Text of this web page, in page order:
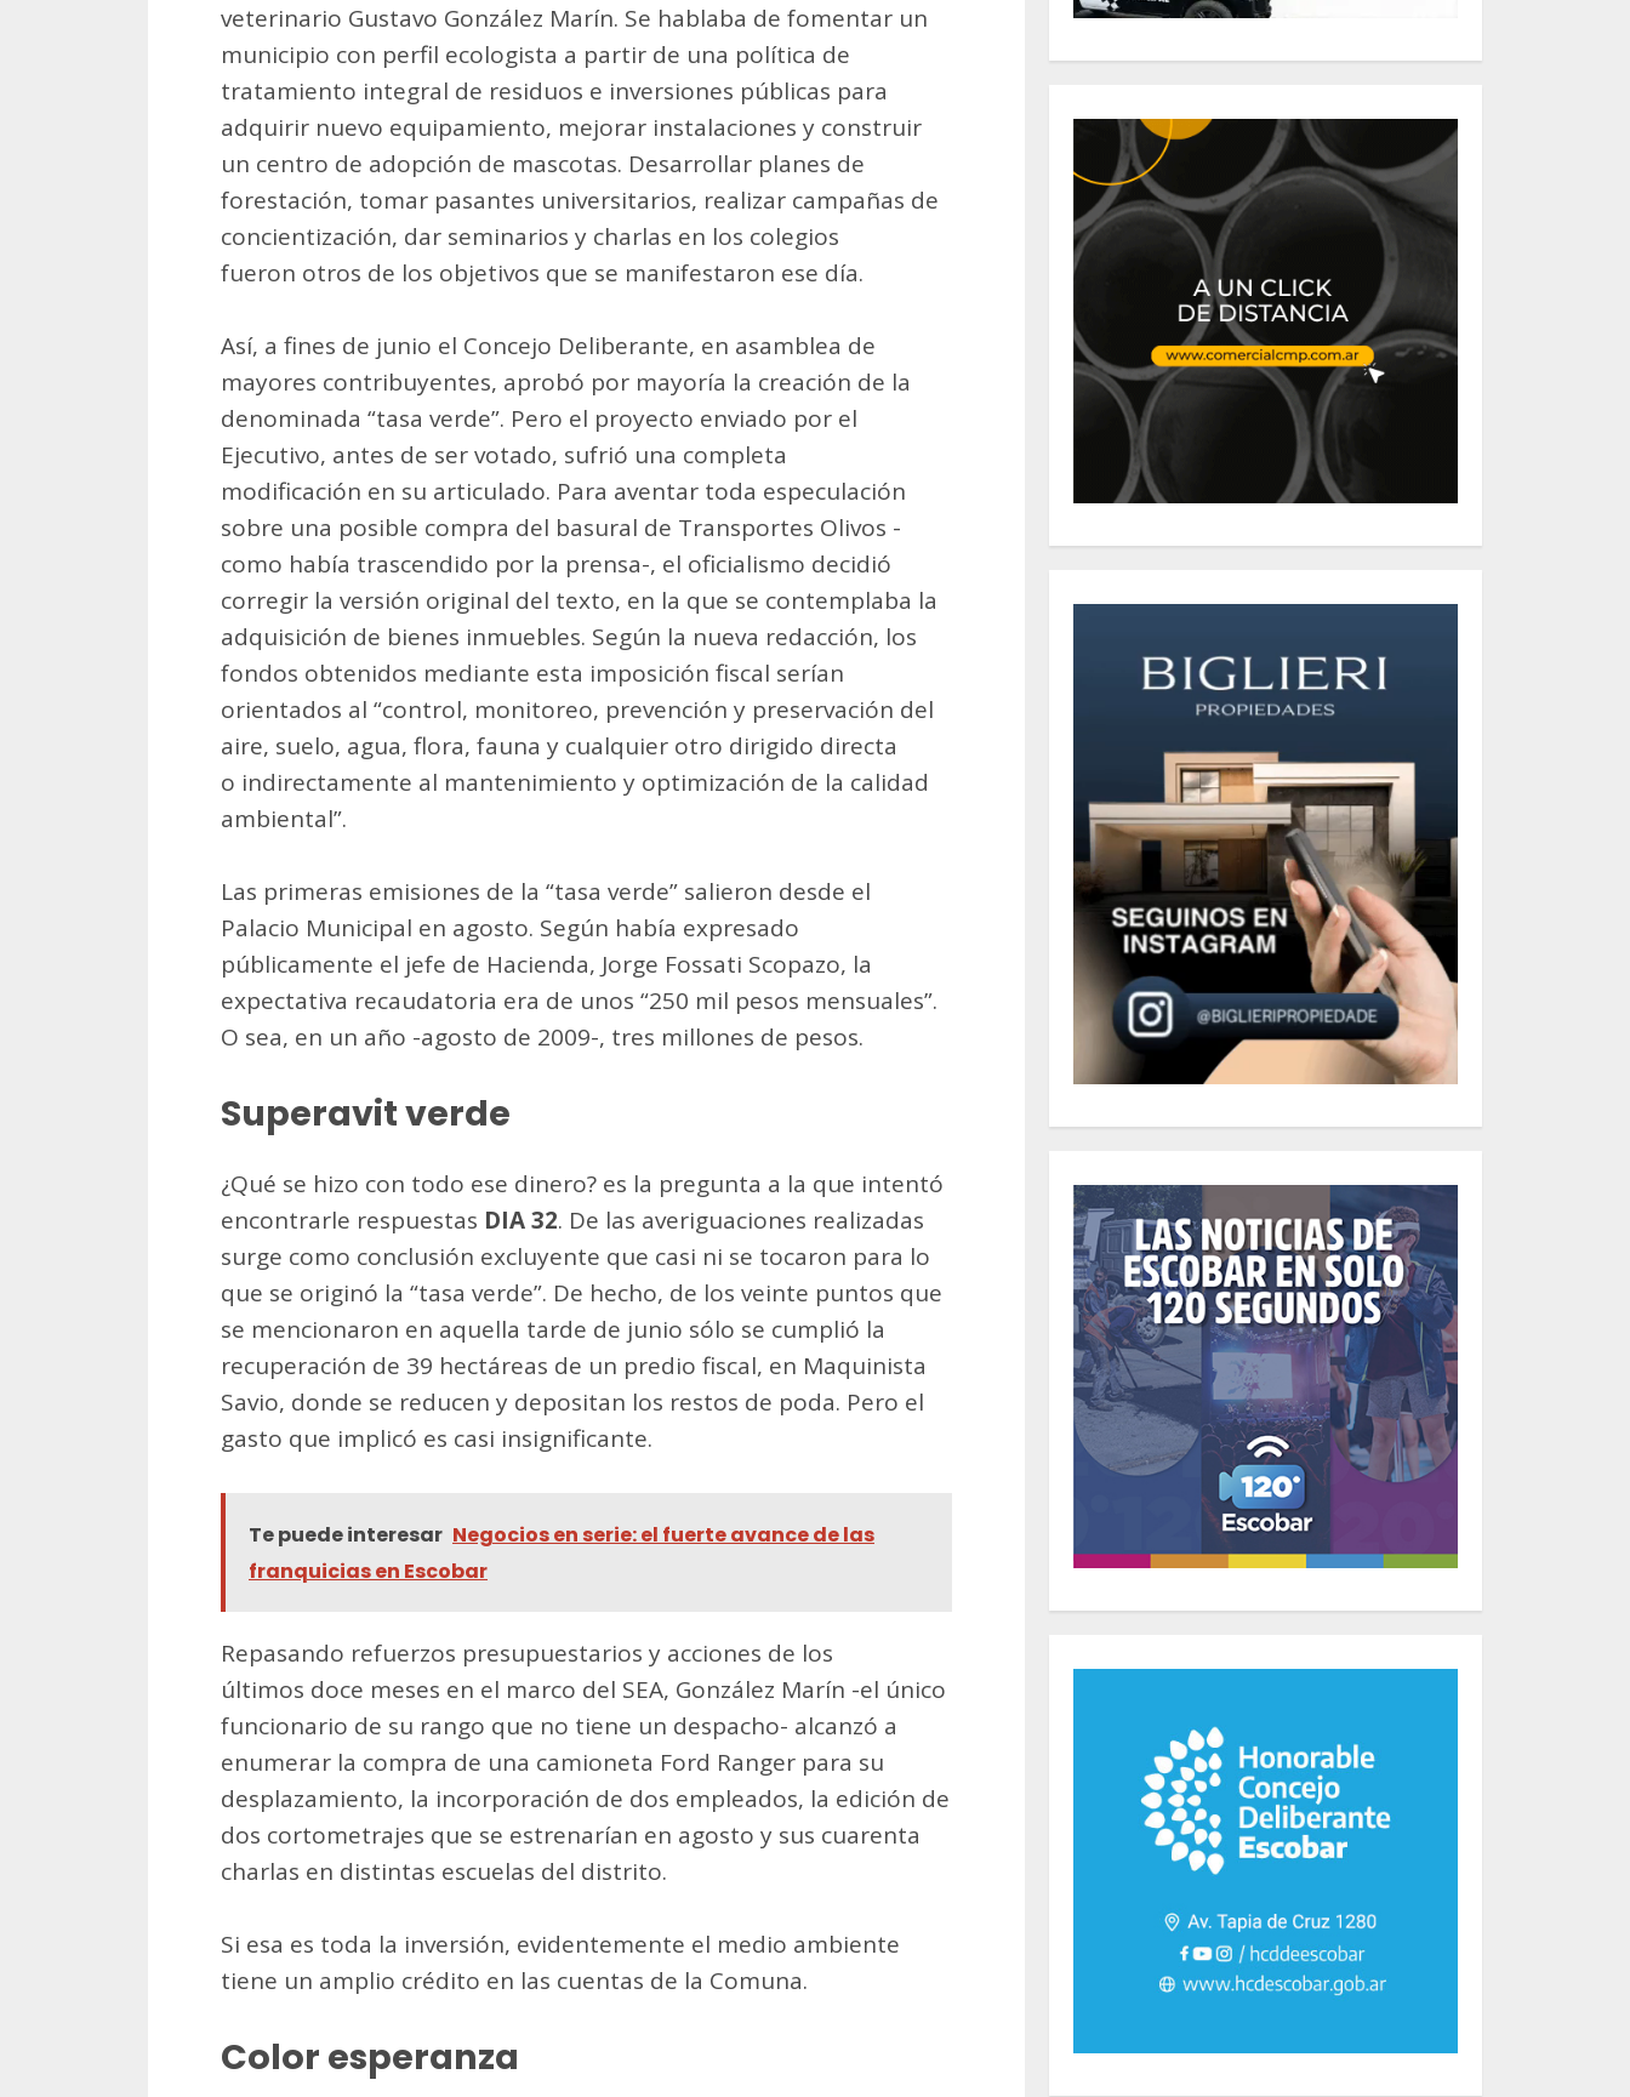
veterinario Gustavo González Marín. Se hablaba de fomentar un
municipio con perfil ecologista a partir de una política de
tratamiento integral de residuos e inversiones públicas para
adquirir nuevo equipamiento, mejorar instalaciones y construir
un centro de adopción de mascotas. Desarrollar planes de
forestación, tomar pasantes universitarios, realizar campañas de
concientización, dar seminarios y charlas en los colegios
fueron otros de los objetivos que se manifestaron ese día.
Así, a fines de junio el Concejo Deliberante, en asamblea de
mayores contribuyentes, aprobó por mayoría la creación de la
denominada “tasa verde”. Pero el proyecto enviado por el
Ejecutivo, antes de ser votado, sufrió una completa
modificación en su articulado. Para aventar toda especulación
sobre una posible compra del basural de Transportes Olivos -
como había trascendido por la prensa-, el oficialismo decidió
corregir la versión original del texto, en la que se contemplaba la
adquisición de bienes inmuebles. Según la nueva redacción, los
fondos obtenidos mediante esta imposición fiscal serían
orientados al “control, monitoreo, prevención y preservación del
aire, suelo, agua, flora, fauna y cualquier otro dirigido directa
o indirectamente al mantenimiento y optimización de la calidad
ambiental”.
Las primeras emisiones de la “tasa verde” salieron desde el
Palacio Municipal en agosto. Según había expresado
públicamente el jefe de Hacienda, Jorge Fossati Scopazo, la
expectativa recaudatoria era de unos “250 mil pesos mensuales”.
O sea, en un año -agosto de 2009-, tres millones de pesos.
Superavit verde
¿Qué se hizo con todo ese dinero? es la pregunta a la que intentó
encontrarle respuestas DIA 32. De las averiguaciones realizadas
surge como conclusión excluyente que casi ni se tocaron para lo
que se originó la “tasa verde”. De hecho, de los veinte puntos que
se mencionaron en aquella tarde de junio sólo se cumplió la
recuperación de 39 hectáreas de un predio fiscal, en Maquinista
Savio, donde se reducen y depositan los restos de poda. Pero el
gasto que implicó es casi insignificante.
Te puede interesar Negocios en serie: el fuerte avance de las
franquicias en Escobar
Repasando refuerzos presupuestarios y acciones de los
últimos doce meses en el marco del SEA, González Marín -el único
funcionario de su rango que no tiene un despacho- alcanzó a
enumerar la compra de una camioneta Ford Ranger para su
desplazamiento, la incorporación de dos empleados, la edición de
dos cortometrajes que se estrenarían en agosto y sus cuarenta
charlas en distintas escuelas del distrito.
Si esa es toda la inversión, evidentemente el medio ambiente
tiene un amplio crédito en las cuentas de la Comuna.
Color esperanza